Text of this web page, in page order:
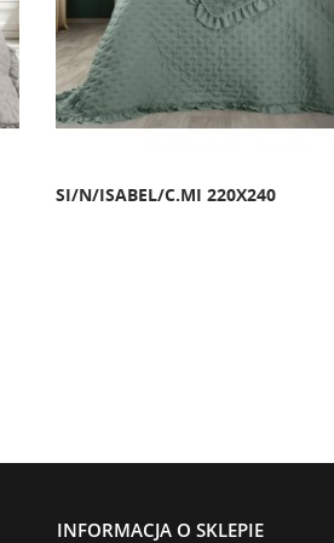
SI/N/ISABEL/C.MI 220X240
INFORMACJA O SKLEPIE